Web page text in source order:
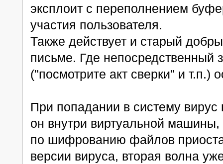
эксплоит с переполнением
участия пользователя.
Также действует и старый
письме. Где непосредственный
("посмотрите акт сверки" и т.п.)
При попадании в систему вирус
он внутри виртуальной машины,
по шифрованию файлов
версии вируса, вторая волна